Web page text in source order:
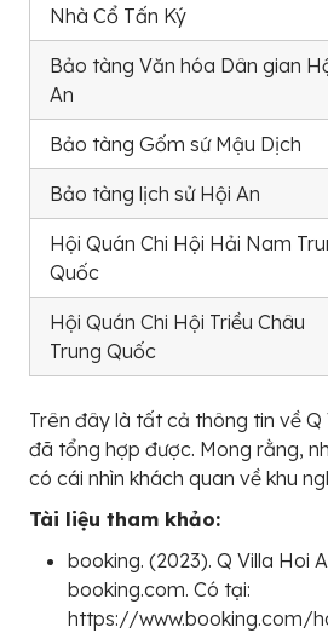
Nhà Cổ Tấn Ký
Bảo tàng Văn hóa Dân gian
An
Bảo tàng Gốm sứ Mậu Dịch
Bảo tàng lịch sử Hội An
Hội Quán Chi Hội Hải Nam
Quốc
Hội Quán Chi Hội Triều Châu
Trung Quốc
Trên đây là tất cả thông tin về Q
đã tổng hợp được. Mong rằng,
có cái nhìn khách quan về khu
Tài liệu tham khảo:
booking. (2023). Q Villa Hoi
booking.com. Có tại:
https://www.booking.com/